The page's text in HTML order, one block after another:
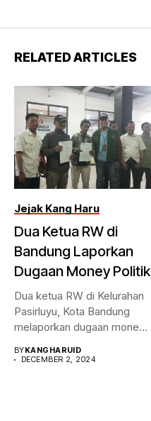
RELATED ARTICLES
Jejak Kang Haru
Dua Ketua RW di
Bandung Laporkan
Dugaan Money Politik
Dua ketua RW di Kelurahan
Pasirluyu, Kota Bandung
melaporkan dugaan money
BYKANGHARUID
DECEMBER 2, 2024